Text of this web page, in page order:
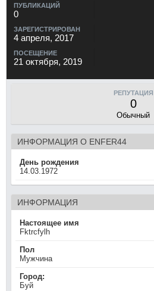
ПУБЛИКАЦИЙ
0
ЗАРЕГИСТРИРОВАН
4 апреля, 2017
ПОСЕЩЕНИЕ
21 октября, 2019
РЕПУТАЦИЯ
0
Обычный
ИНФОРМАЦИЯ О ENFER44
День рождения
14.03.1972
ИНФОРМАЦИЯ
Настоящее имя
Fktrcfylh
Пол
Мужчина
Город:
Буй